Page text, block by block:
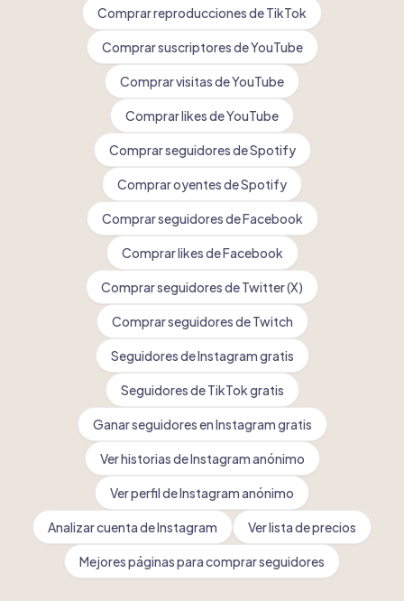
Comprar reproducciones de TikTok
Comprar suscriptores de YouTube
Comprar visitas de YouTube
Comprar likes de YouTube
Comprar seguidores de Spotify
Comprar oyentes de Spotify
Comprar seguidores de Facebook
Comprar likes de Facebook
Comprar seguidores de Twitter (X)
Comprar seguidores de Twitch
Seguidores de Instagram gratis
Seguidores de TikTok gratis
Ganar seguidores en Instagram gratis
Ver historias de Instagram anónimo
Ver perfil de Instagram anónimo
Analizar cuenta de Instagram Ver lista de precios
Mejores páginas para comprar seguidores